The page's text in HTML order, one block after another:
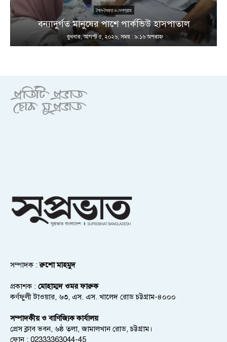
শৈল-সৈকত ও দেশগ্রাম
বন্যাদুর্গত মানুষের পাশে পার্কভিউ হাসপাতাল
বুধবার, আগস্ট ৫, ২০২৬; সময় : ৯:১৬ অপরাহ্ণ
সম্পাদক :রুশো মাহমুদ
প্রকাশক : মোহাম্মদ ওমর ফারুক
কর্ণফুলী টাওয়ার, ৬৩, এস. এস. খালেদ রোড চট্টগ্রাম-৪০০০
সম্পাদকীয় ও বাণিজ্যিক কার্যালয়
প্রেস ক্লাব ভবন, ৬ষ্ঠ তলা, জামালখান রোড, চট্টগ্রাম।
ফোন : 02333363044-45